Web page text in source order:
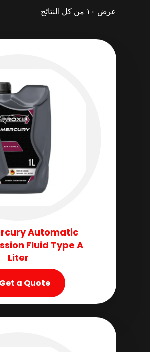
عرض ⁦١٠⁩ من كل النتائج
Automatic
Liter
a Quote